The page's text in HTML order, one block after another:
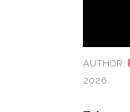
AUTHOR:
2026